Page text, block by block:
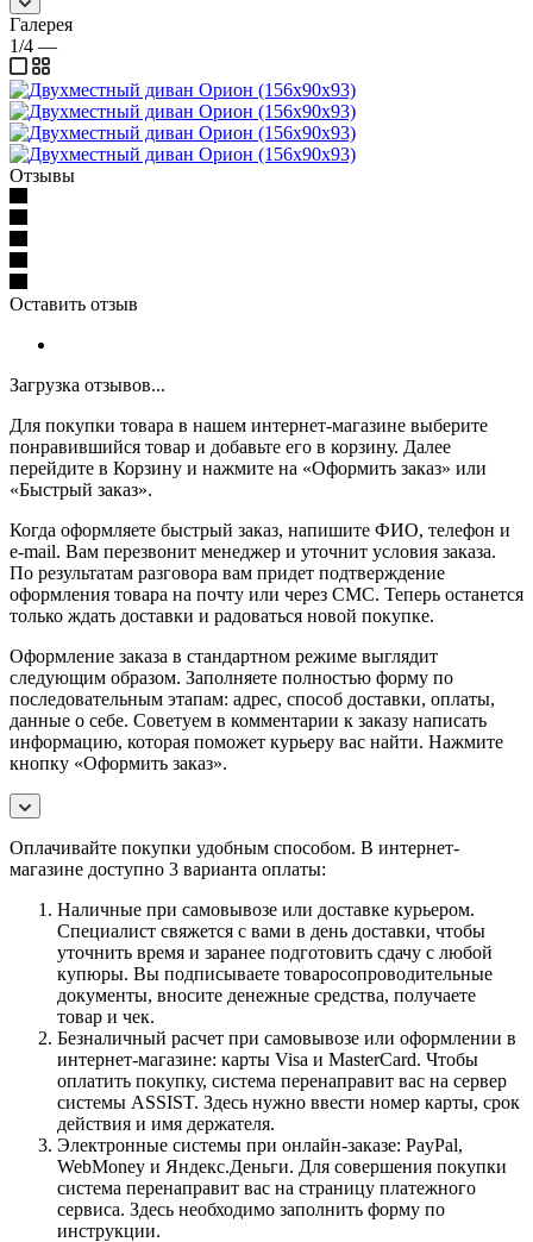
Галерея
1/4 —
Отзывы
Оставить отзыв
Загрузка отзывов...
Для покупки товара в нашем интернет-магазине выберите
понравившийся товар и добавьте его в корзину. Далее
перейдите в Корзину и нажмите на «Оформить заказ» или
«Быстрый заказ».
Когда оформляете быстрый заказ, напишите ФИО, телефон и
e-mail. Вам перезвонит менеджер и уточнит условия заказа.
По результатам разговора вам придет подтверждение
оформления товара на почту или через СМС. Теперь останется
только ждать доставки и радоваться новой покупке.
Оформление заказа в стандартном режиме выглядит
следующим образом. Заполняете полностью форму по
последовательным этапам: адрес, способ доставки, оплаты,
данные о себе. Советуем в комментарии к заказу написать
информацию, которая поможет курьеру вас найти. Нажмите
кнопку «Оформить заказ».
Оплачивайте покупки удобным способом. В интернет-
магазине доступно 3 варианта оплаты:
Наличные при самовывозе или доставке курьером.
Специалист свяжется с вами в день доставки, чтобы
уточнить время и заранее подготовить сдачу с любой
купюры. Вы подписываете товаросопроводительные
документы, вносите денежные средства, получаете
товар и чек.
Безналичный расчет при самовывозе или оформлении в
интернет-магазине: карты Visa и MasterCard. Чтобы
оплатить покупку, система перенаправит вас на сервер
системы ASSIST. Здесь нужно ввести номер карты, срок
действия и имя держателя.
Электронные системы при онлайн-заказе: PayPal,
WebMoney и Яндекс.Деньги. Для совершения покупки
система перенаправит вас на страницу платежного
сервиса. Здесь необходимо заполнить форму по
инструкции.